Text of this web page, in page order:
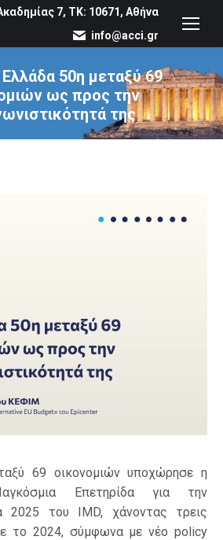
7, ΤΚ: 10671, Αθήνα
info@acci.gr
50η μεταξύ 69
ως προς την
της
You are here:
69 οικονομιών υποχώρησε η
Επετηρίδα για την
2025 του IMD, χάνοντας τρεις
το 2024, σύμφωνα με νέο policy